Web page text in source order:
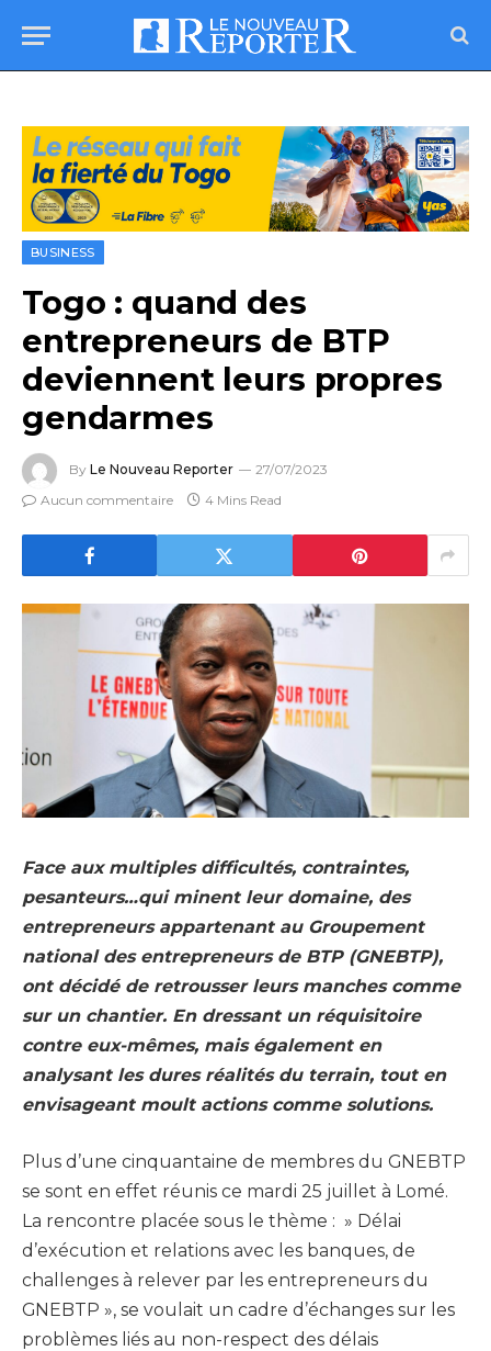
BUSINESS
Togo : quand des
entrepreneurs de BTP
deviennent leurs propres
gendarmes
By Le Nouveau Reporter
27/07/2023
Aucun commentaire
4 Mins Read
Face aux multiples difficultés, contraintes,
pesanteurs…qui minent leur domaine, des
entrepreneurs appartenant au Groupement
national des entrepreneurs de BTP (GNEBTP),
ont décidé de retrousser leurs manches comme
sur un chantier. En dressant un réquisitoire
contre eux-mêmes, mais également en
analysant les dures réalités du terrain, tout en
envisageant moult actions comme solutions.
Plus d’une cinquantaine de membres du GNEBTP
se sont en effet réunis ce mardi 25 juillet à Lomé.
La rencontre placée sous le thème : » Délai
d’exécution et relations avec les banques, de
challenges à relever par les entrepreneurs du
GNEBTP », se voulait un cadre d’échanges sur les
problèmes liés au non-respect des délais